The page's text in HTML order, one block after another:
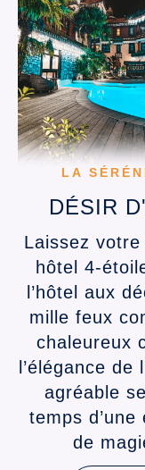
LA
DÉSIR
Laissez
hôtel
l’hôtel aux
mille feux
chaleureux
l’élégance
agréable
temps
de